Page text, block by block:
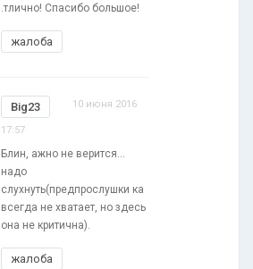
.тлично! Спасибо большое!
жалоба
Big23 10 июня 2016
17:57
Блин, ажно не верится...
надо
слухнуть(предпрослушки ка
всегда не хватает, но здесь
она не критична).
жалоба